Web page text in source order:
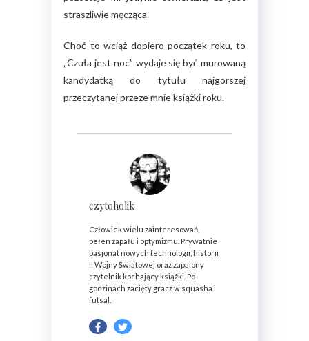
straszliwie męcząca.
Choć to wciąż dopiero początek roku, to
„Czuła jest noc” wydaje się być murowaną
kandydatką do tytułu najgorszej
przeczytanej przeze mnie książki roku.
czytoholik
Człowiek wielu zainteresowań,
pełen zapału i optymizmu. Prywatnie
pasjonat nowych technologii, historii
II Wojny Światowej oraz zapalony
czytelnik kochający książki. Po
godzinach zacięty gracz w squasha i
futsal.